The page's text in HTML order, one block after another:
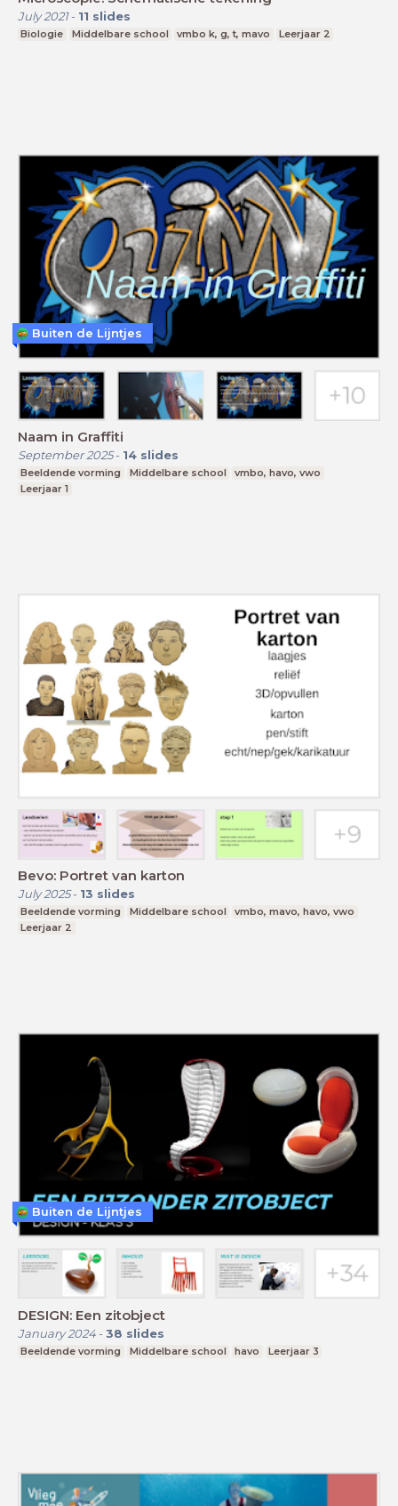
July 2021- 11 slides
Biologie Middelbare school vmbo k, g, t, mavo Leerjaar 2
Naam in Graffiti
September 2025- 14 slides
Beeldende vorming Middelbare school
vmbo, havo, vwo
Leerjaar 1
Buiten de Lijntjes
Bevo: Portret van karton
July 2025- 13 slides
Beeldende vorming Middelbare school
vmbo, mavo, havo, vwo
Leerjaar 2
DESIGN: Een zitobject
January 2024- 38 slides
Beeldende vorming Middelbare school havo Leerjaar 3
Buiten de Lijntjes